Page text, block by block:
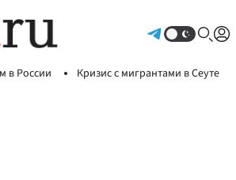
в России Кризис с мигрантами в Сеуте